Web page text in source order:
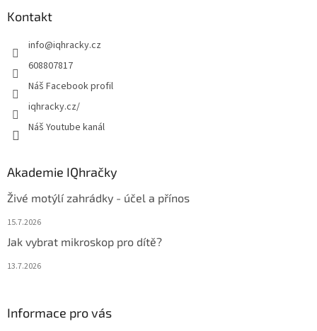
Kontakt
info@iqhracky.cz
608807817
Náš Facebook profil
iqhracky.cz/
Náš Youtube kanál
Akademie IQhračky
Živé motýlí zahrádky - účel a přínos
15.7.2026
Jak vybrat mikroskop pro dítě?
13.7.2026
Informace pro vás